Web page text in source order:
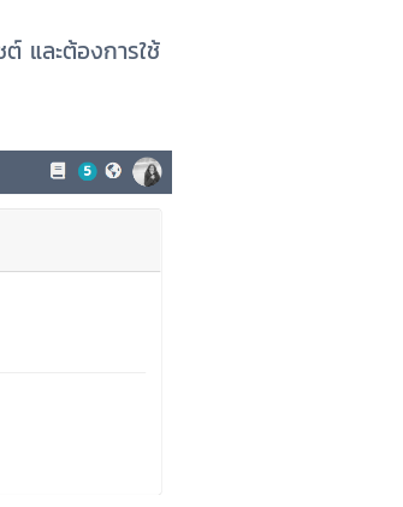
และต้องการใช้